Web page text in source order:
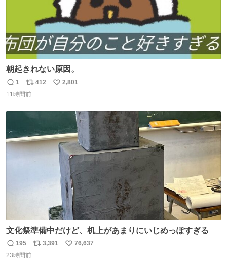
朝起きれない原因。
返
信
1
リ
ポ
ト
412
い
2,801
11時間前
文化祭準備中だけど、机上があまりにいじめっぽすぎる
返
信
195
リ
3,391
い
76,637
23時間前